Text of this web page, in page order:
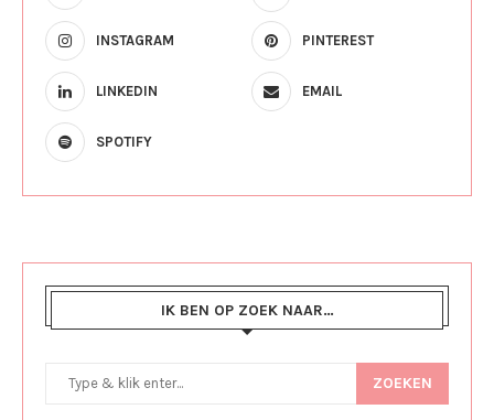
INSTAGRAM PINTEREST
LINKEDIN EMAIL
SPOTIFY
IK BEN OP ZOEK NAAR…
ZOEKEN